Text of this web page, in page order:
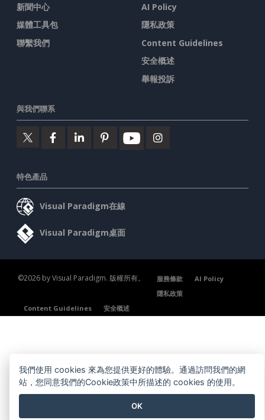
新聞中心
媒體工具包
聯繫我們
AI Policy
隱私政策
Content Guidelines
安全概述
舉報投訴
與我們聯系
特色產品
Visual Paradigm在線
Visual Paradigm桌面
©2026 by Visual Paradigm. 版權所有。 服務條款
AI Policy
隱私政策
Content Guidelines
安全概述
我們使用 cookies 來為您提供更好的體驗。通過訪問我們的網
站，您同意我們的Cookie政策中所描述的 cookies 的使用。
OK